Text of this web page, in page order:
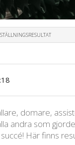
domare,
andra som
Här finns